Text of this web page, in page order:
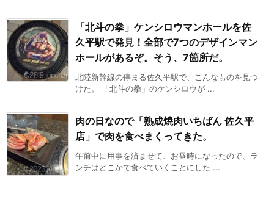
「北斗の拳」ケンシロウマンホールを佐
久平駅で発見！全部で7つのデザインマン
ホールがあるぞ。そう、7箇所だ。
北陸新幹線の停まる佐久平駅で、こんなものを見つ
けた。 「北斗の拳」のケンシロウが ...
肉の日なので「熟成焼肉いちばん 佐久平
店」で肉を食べまくってきた。
午前中に用事を済ませて、お昼時になったので、ラ
ンチはどこかで食べていくことにした ...